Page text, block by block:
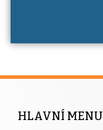
HLAVNÍ MENU